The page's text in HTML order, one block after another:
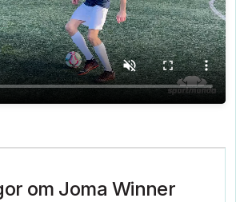
om Joma Winner